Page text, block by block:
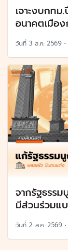
เจาะงบกท
อนาคตเมือ
วันที่ 3 ส.ค. 2569 •
จากรัฐธรร
มีส่วนร่วมแ
วันที่ 2 ส.ค. 2569 •